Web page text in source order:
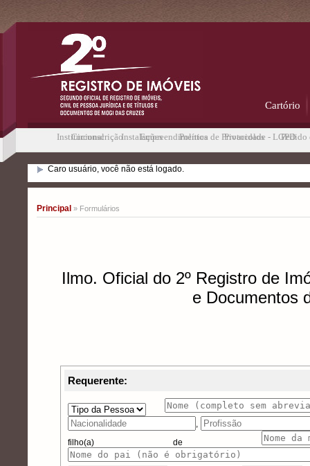
Cartório
Institucional Instalações Política de Privacidade - LGPD
Circunscrição Empreendimentos Protocolos Pedido
Caro usuário, você não está logado.
Principal » Formulários
Ilmo. Oficial do 2º Registro de
e Documentos
Requerente:
,
filho(a) de